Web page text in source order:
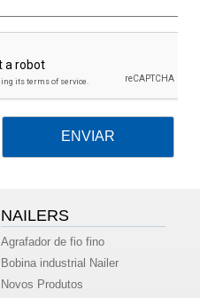
NAILERS
Agrafador de fio fino
Bobina industrial Nailer
Novos Produtos